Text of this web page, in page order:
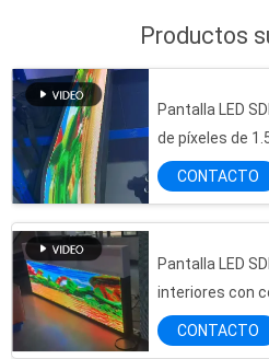
Productos
Pantalla LED
de píxeles de
Configuración
visualización
CONTACTO
Pantalla LED
interiores con
GOB1212, brillo
píxel de 1.538
CONTACTO